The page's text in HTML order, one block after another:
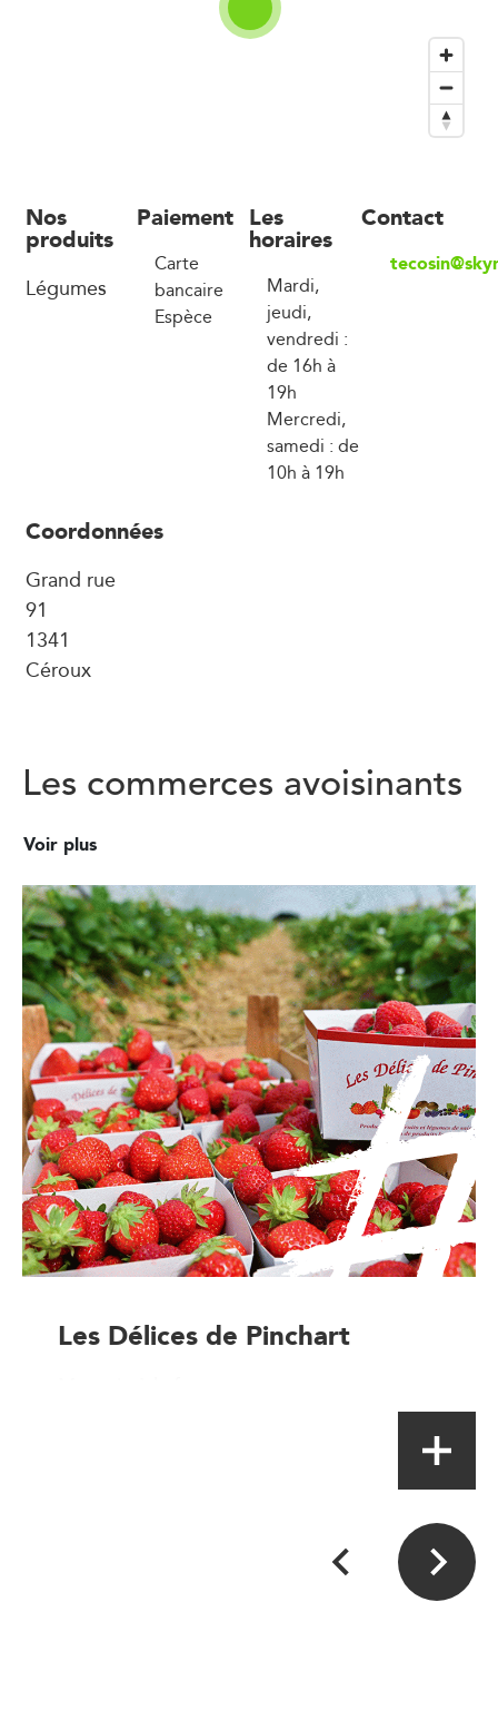
Nos
produits
Légumes
Paiement
Carte
bancaire
Espèce
Les
horaires
Mardi,
jeudi,
vendredi :
de 16h à
19h
Mercredi,
samedi : de
10h à 19h
Contact
Coordonnées
Grand rue
91
1341
Céroux
Les commerces avoisinants
Voir plus
Les Délices de Pinchart